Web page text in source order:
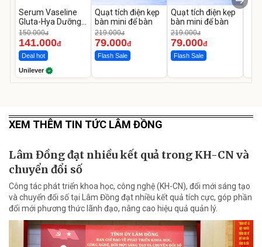
Serum Vaseline
Gluta-Hya Dưỡng
Da Sáng Mịn Sau 7
Ngày
150.000đ
141.000đ
Deal hot
Unilever
Quạt tích điện kẹp
bàn mini để bàn
219.000đ
79.000đ
Flash Sale
Quạt tích điện kẹp
bàn mini để bàn
219.000đ
79.000đ
Flash Sale
XEM THÊM TIN TỨC LÂM ĐỒNG
Lâm Đồng đạt nhiều kết quả trong KH-CN và
chuyển đổi số
Công tác phát triển khoa học, công nghệ (KH-CN), đổi mới sáng tạo
và chuyển đổi số tại Lâm Đồng đạt nhiều kết quả tích cực, góp phần
đổi mới phương thức lãnh đạo, nâng cao hiệu quả quản lý.